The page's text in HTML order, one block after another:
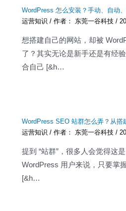
WordPress 怎么安装？手动、自动
运营知识 / 作者： 东莞一谷科技/
想搭建自己的网站，却被
了？其实无论是新手还是有经
合自己 [&h…
WordPress SEO 站群怎么弄？从搭
运营知识 / 作者： 东莞一谷科技/
提到 “站群”，很多人会觉得这
WordPress 用户来说，只要掌
[&h…